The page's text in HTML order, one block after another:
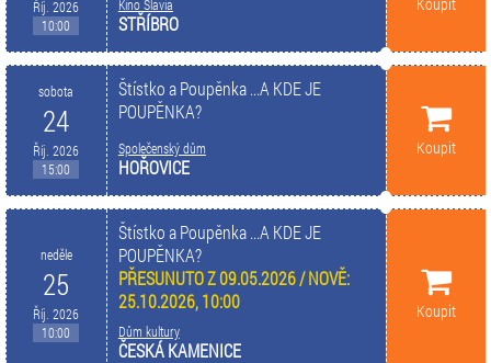
Říj. 2026
10:00
Kino Slavia
STŘÍBRO
sobota
24
Říj. 2026
15:00
Štístko a Poupěnka ...A KDE JE
POUPĚNKA?
Společenský dům
HOŘOVICE
Koupit
neděle
25
Říj. 2026
10:00
Štístko a Poupěnka ...A KDE JE
POUPĚNKA?
PŘESUNUTO Z 09.05.2026 / NOVĚ:
25.10.2026, 10:00
Dům kultury
ČESKÁ KAMENICE
Koupit